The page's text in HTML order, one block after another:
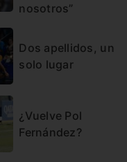
nosotros”
Dos apellidos, un
solo lugar
¿Vuelve Pol
Fernández?